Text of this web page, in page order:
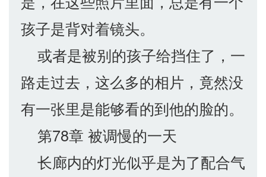
孩子是背对着镜头。
或者是被别的孩子给挡住了，一
路走过去，这么多的相片，竟然没
有一张里是能够看的到他的脸的。
第78章 被调慢的一天
长廊内的灯光似乎是为了配合气